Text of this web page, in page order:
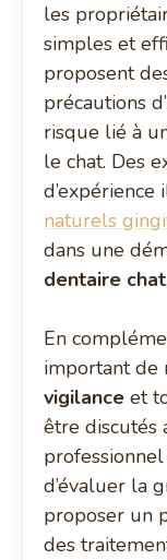
les
simples et
proposent
précautions
risque lié à
le chat. Des
naturels
dans une
dentaire chat.
En
important de
vigilance et
être discutés
d’évaluer la
proposer un
des